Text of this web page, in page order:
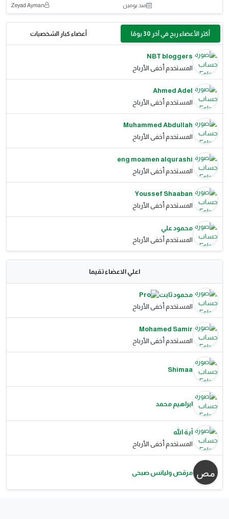
منذ يومين Zeyad Ayman
أكثر الأعضاء ربح في آخر 30 يومًا أعضاء كبار الشخصيات
NBT bloggers
المستخدم أخفى الأرباح
Ahmed Adel
المستخدم أخفى الأرباح
Muhammed Abdullah
المستخدم أخفى الأرباح
eng moamen alqurashi
المستخدم أخفى الأرباح
Youssef Shaaban
المستخدم أخفى الأرباح
محمود علي
المستخدم أخفى الأرباح
اعلي الاعضاء تقيما
محمود ثابت
المستخدم أخفى الأرباح
Mohamed Samir
المستخدم أخفى الأرباح
Shimaa
ابراهيم محمد
آية الله
المستخدم أخفى الأرباح
مرقص وليانس صبحى